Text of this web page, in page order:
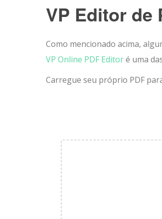
VP Editor de
Como mencionado acima,
VP Online PDF Editoré uma
Carregue seu próprio PDF